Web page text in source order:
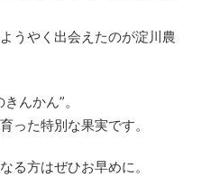
うやく出会えたのが淀川農
んかん”。
った特別な果実です。
る方はぜひお早めに。